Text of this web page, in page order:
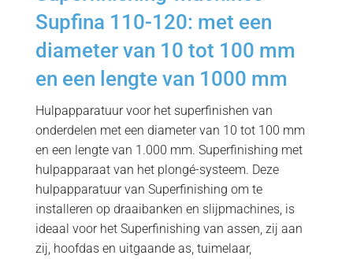
Supfina 110-120: met een
diameter van 10 tot 100 mm
en een lengte van 1000 mm
Hulpapparatuur voor het superfinishen van
onderdelen met een diameter van 10 tot 100 mm
en een lengte van 1.000 mm. Superfinishing met
hulpapparaat van het plongé-systeem. Deze
hulpapparatuur van Superfinishing om te
installeren op draaibanken en slijpmachines, is
ideaal voor het Superfinishing van assen, zij aan
zij, hoofdas en uitgaande as, tuimelaar,